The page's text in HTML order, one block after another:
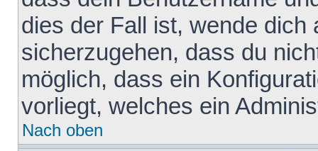
dies der Fall ist, wende dich
sicherzugehen, dass du
möglich, dass ein
vorliegt, welches ein
Nach oben